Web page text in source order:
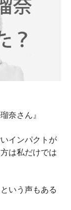
奈さん』
インパクトが
は私だけでは
いう声もある